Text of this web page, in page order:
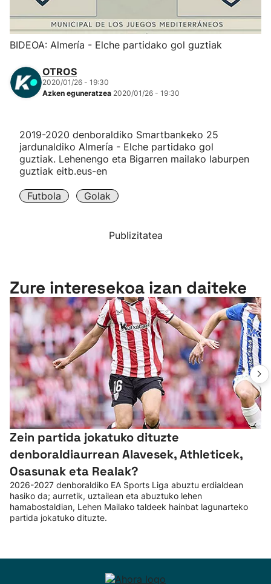
Herri-kirolak
Eskubaloia
Kirolak 360
Mendi-lasterketak
BIDEOA: Almería - Elche partidako gol guztiak
OTROS
2020/01/26 - 19:30
Azken eguneratzea 2020/01/26 - 19:30
2019-2020 denboraldiko Smartbankeko 25
jardunaldiko Almería - Elche partidako gol
guztiak. Lehenengo eta Bigarren mailako laburpen
guztiak eitb.eus-en
Futbola Golak
Publizitatea
Zure interesekoa izan daiteke
Zein partida jokatuko dituzte
denboraldiaurrean Alavesek, Athleticek,
Osasunak eta Realak?
2026-2027 denboraldiko EA Sports Liga abuztu erdialdean
hasiko da; aurretik, uztailean eta abuztuko lehen
hamabostaldian, Lehen Mailako taldeek hainbat lagunarteko
partida jokatuko dituzte.